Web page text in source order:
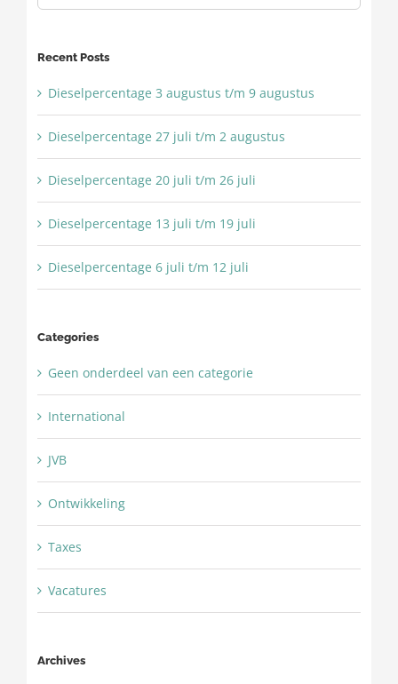
naar:
Recent Posts
Dieselpercentage 3 augustus t/m 9 augustus
Dieselpercentage 27 juli t/m 2 augustus
Dieselpercentage 20 juli t/m 26 juli
Dieselpercentage 13 juli t/m 19 juli
Dieselpercentage 6 juli t/m 12 juli
Categories
Geen onderdeel van een categorie
International
JVB
Ontwikkeling
Taxes
Vacatures
Archives